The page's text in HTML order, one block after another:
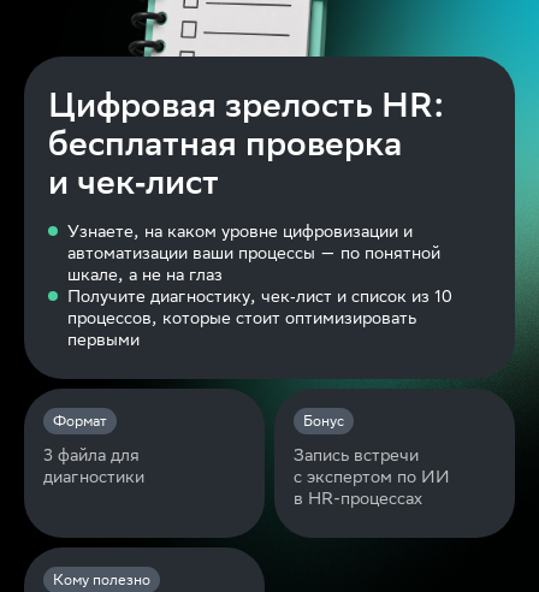
Цифровая зрелость HR:
бесплатная проверка
и чек‑лист
Узнаете, на каком уровне цифровизации и
автоматизации ваши процессы — по понятной
шкале, а не на глаз
Получите диагностику, чек‑лист и список из 10
процессов, которые стоит оптимизировать
первыми
Формат
3 файла для
диагностики
Бонус
Запись встречи
с экспертом по ИИ
в HR-процессах
Кому полезно